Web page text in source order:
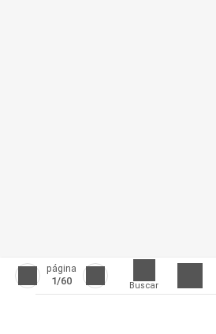
página
1/60 Buscar